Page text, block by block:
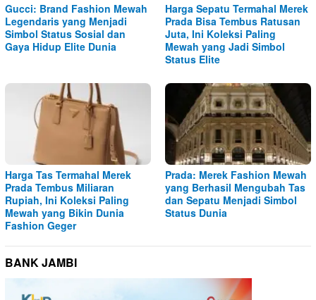
Gucci: Brand Fashion Mewah
Legendaris yang Menjadi
Simbol Status Sosial dan
Gaya Hidup Elite Dunia
Harga Sepatu Termahal Merek
Prada Bisa Tembus Ratusan
Juta, Ini Koleksi Paling
Mewah yang Jadi Simbol
Status Elite
Harga Tas Termahal Merek
Prada Tembus Miliaran
Rupiah, Ini Koleksi Paling
Mewah yang Bikin Dunia
Fashion Geger
Prada: Merek Fashion Mewah
yang Berhasil Mengubah Tas
dan Sepatu Menjadi Simbol
Status Dunia
BANK JAMBI